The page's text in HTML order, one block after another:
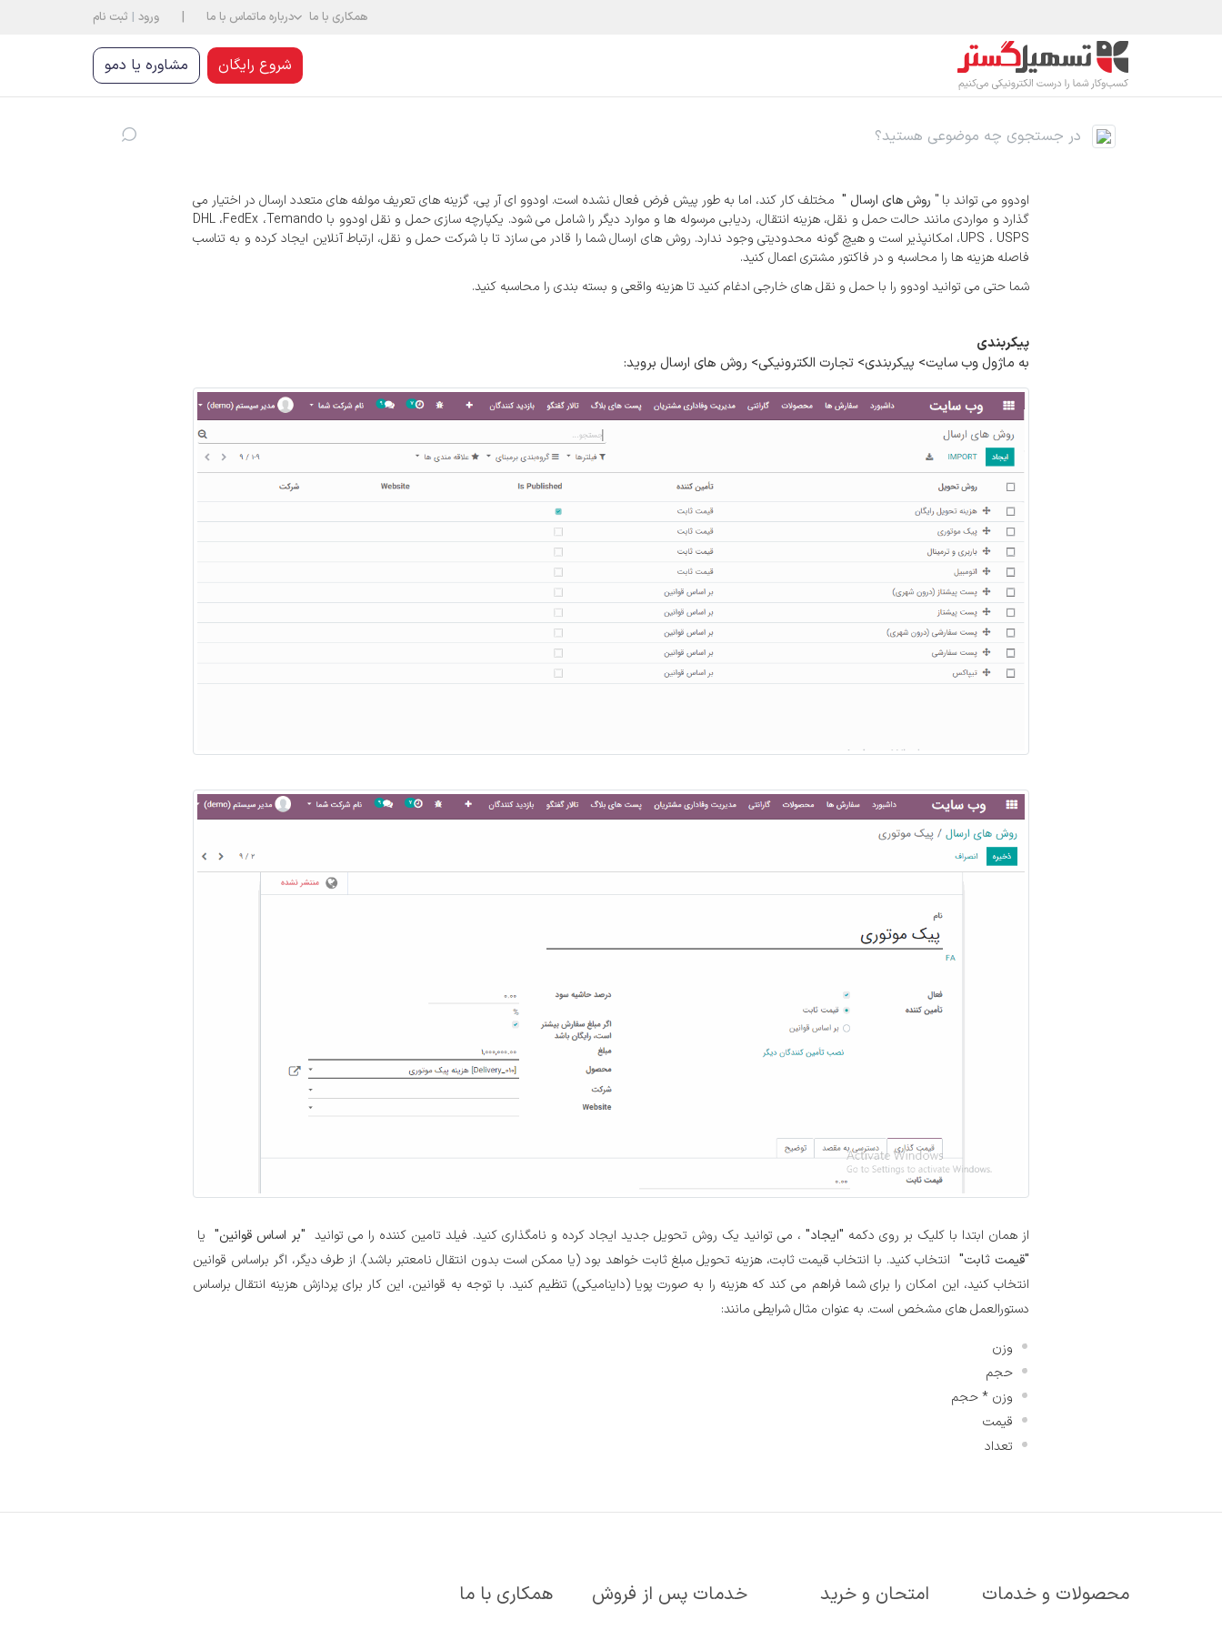
همکاری با ما درباره ماتماس با ما | ورود | ثبت نام
شروع رایگان مشاوره یا دمو
اودوو می تواند با " روش های ارسال " مختلف کار کند، اما به طور پیش فرض فعال نشده است. اودوو ای آر پی، گزینه های تعریف مولفه های متعدد ارسال در اختیار می
گذارد و مواردی مانند
حالت حمل و نقل، هزینه انتقال، ردیابی مرسوله ها و موارد دیگر را شامل می شود. یکپارچه سازی حمل و نقل اودوو با DHL ،FedEx ،Temando
،UPS ، USPS امکانپذیر است و هیچ گونه محدودیتی وجود ندارد. روش های ارسال شما را قادر می سازد تا با شرکت حمل و نقل، ارتباط آنلاین ایجاد کرده و به تناسب
فاصله هزینه ها را محاسبه و در فاکتور مشتری اعمال کنید.
شما حتی می توانید اودوو را با حمل و نقل های خارجی ادغام کنید تا هزینه واقعی و بسته بندی را محاسبه کنید.
پیکربندی
به ماژول وب سایت> پیکربندی> تجارت الکترونیکی> روش های ارسال بروید:
از همان ابتدا با کلیک بر روی دکمه "ایجاد" ، می توانید یک روش تحویل جدید ایجاد کرده و نامگذاری کنید. فیلد تامین کننده را می توانید "بر اساس قوانین" یا
"قیمت ثابت" انتخاب کنید. با انتخاب قیمت ثابت، هزینه تحویل مبلغ ثابت خواهد بود (یا ممکن است بدون انتقال نامعتبر باشد). از طرف دیگر، اگر براساس قوانین
انتخاب کنید، این امکان را برای شما فراهم می کند که هزینه را به صورت پویا (داینامیکی) تنظیم کنید. با توجه به قوانین، این کار برای پردازش هزینه انتقال براساس
دستورالعمل های مشخص است. به عنوان مثال شرایطی مانند:
وزن
حجم
وزن * حجم
قیمت
تعداد
محصولات و خدمات امتحان و خرید خدمات پس از فروش همکاری با ما